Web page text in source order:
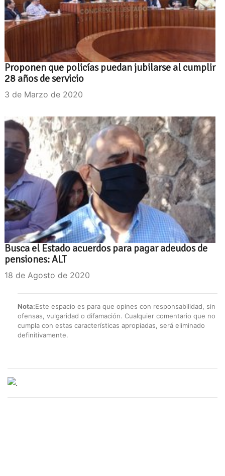
Proponen que policías puedan jubilarse al cumplir
28 años de servicio
3 de Marzo de 2020
Busca el Estado acuerdos para pagar adeudos de
pensiones: ALT
18 de Agosto de 2020
Nota:Este espacio es para que opines con responsabilidad, sin
ofensas, vulgaridad o difamación. Cualquier comentario que no
cumpla con estas características apropiadas, será eliminado
definitivamente.